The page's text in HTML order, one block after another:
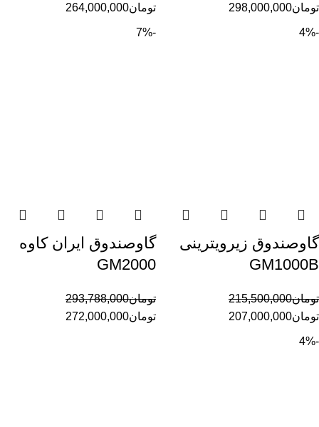
تومان298,000,000 تومان264,000,000
-4%
گاوصندوق زیرویترینی
GM1000B
تومان215,500,000
تومان207,000,000
-7%
گاوصندوق ایران کاوه
GM2000
تومان293,788,000
تومان272,000,000
-4%